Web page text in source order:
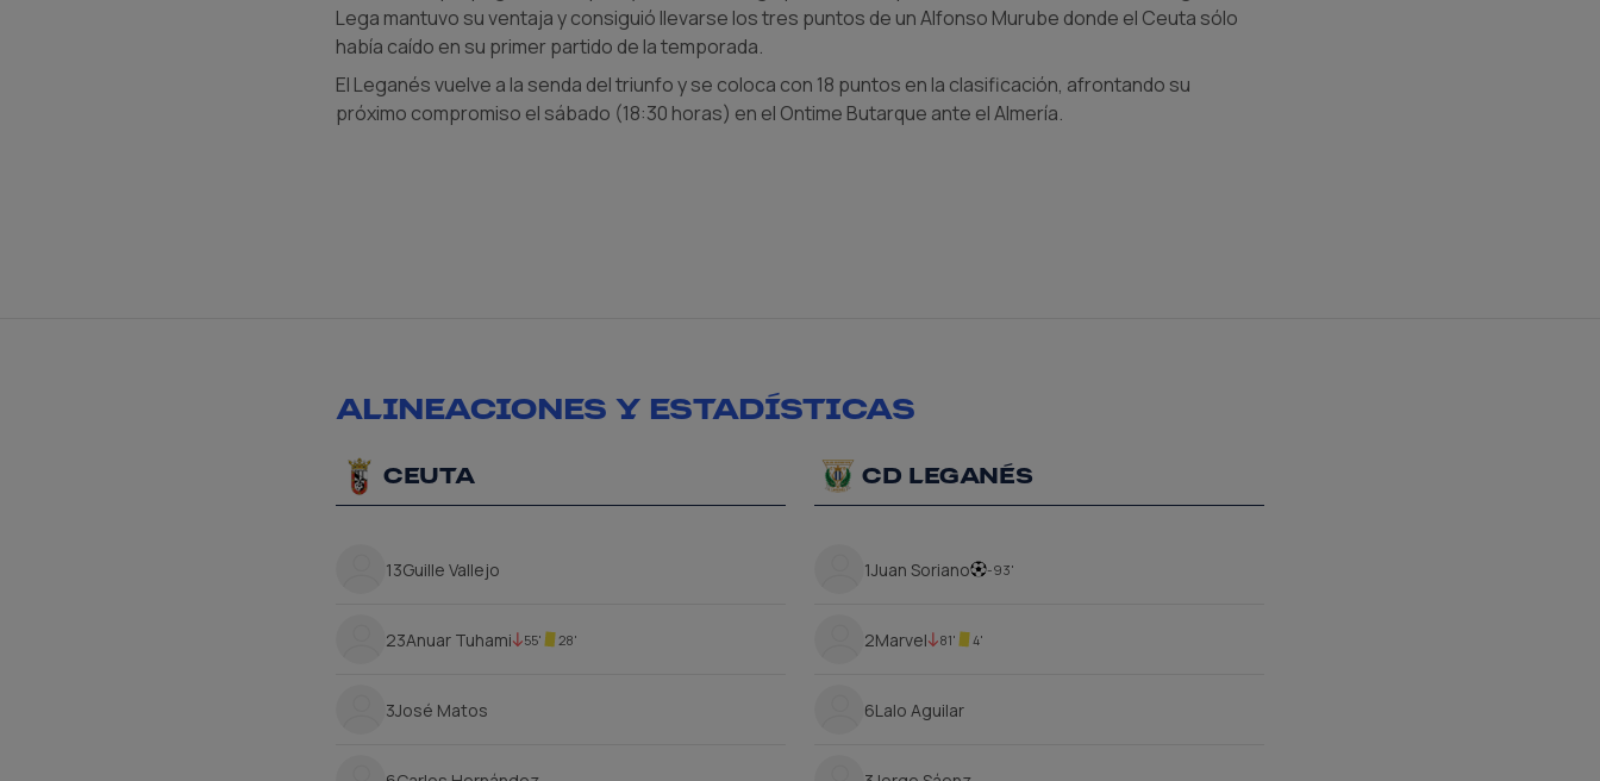
Lega mantuvo su ventaja y consiguió llevarse los tres puntos de un Alfonso Murube donde el Ceuta sólo
había caído en su primer partido de la temporada.
El Leganés vuelve a la senda del triunfo y se coloca con 18 puntos en la clasificación, afrontando su
próximo compromiso el sábado (18:30 horas) en el Ontime Butarque ante el Almería.
ALINEACIONES Y ESTADÍSTICAS
CEUTA
13Guille Vallejo
23Anuar Tuhami 55' 28'
3José Matos
CD LEGANÉS
1Juan Soriano -93'
2Marvel 81' 4'
6Lalo Aguilar